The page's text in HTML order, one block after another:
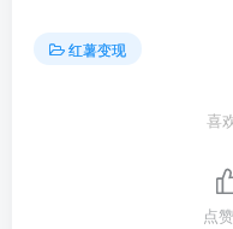
红薯变现
喜
点赞